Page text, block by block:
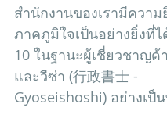
สำนักงานของเรามีควา
ภาคภูมิใจเป็นอย่างยิ่งที่
10 ในฐานะผู้เชี่ยวชาญ
และวีซ่า (行政書士 -
Gyoseishoshi) อย่างเป็